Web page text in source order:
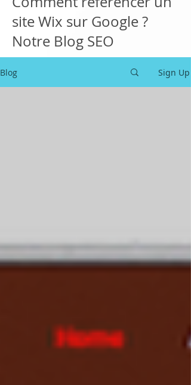
site Wix sur Google ?
Notre Blog SEO
Blog Sign Up